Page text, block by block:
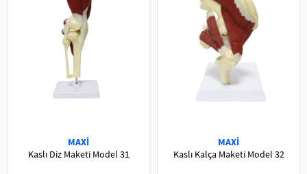
MAXİ
Kaslı Diz Maketi Model 31
MAXİ
Kaslı Kalça Maketi Model 32